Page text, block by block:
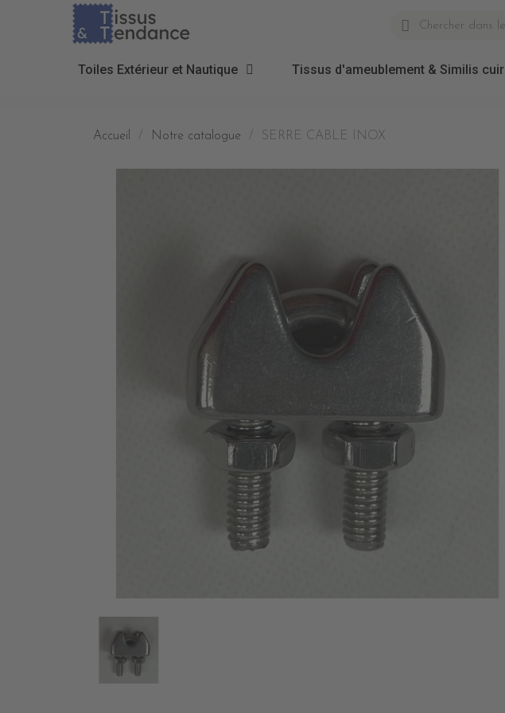
Toiles Extérieur et Nautique Tissus d'ameublement & Similis cuir
Accueil Notre catalogue SERRE CABLE INOX